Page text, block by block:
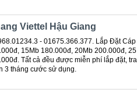
Viettel Hậu Giang
- 01675.366.377. Lắp Đặt
15Mb 180.000đ, 20Mb 200.000đ,
Tất cả đều được miễn phí lắp đặt,
3 tháng cước sử dụng.